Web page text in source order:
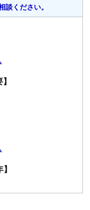
ください。